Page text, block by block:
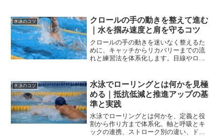
水泳のコツ
クロールの手の動きを整えて進む
｜水を掴み速度と肩を守るコツ
クロールの手の動きを迷いなく整えるた
めに、キャッチからリカバリーまでの流
れと練習法を体系化します。目線やロー
りを示します。
水泳のコツ
水泳でローリングとは何かを見極
める｜抵抗低減と推進アップの基
準と実践
水泳でローリングとは何かを、定義と役
割から作り方まで体系化。軸と呼吸とキ
ックの連携、ストローク別の違い、ドリ